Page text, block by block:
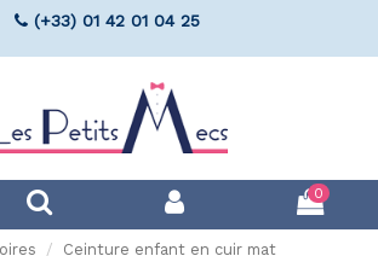
(+33) 01 42 01 04 25
0
Ceinture enfant en cuir mat